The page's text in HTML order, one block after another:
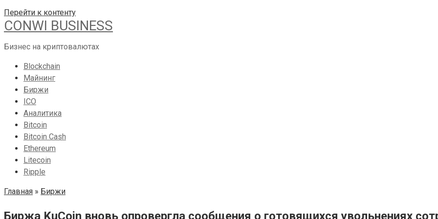
Перейти к контенту
CONWI BUSINESS
Бизнес на криптовалютах
Blockchain
Майнинг
Биржи
ICO
Аналитика
Bitcoin
Bitcoin Cash
Ethereum
Litecoin
Ripple
Главная » Биржи
Биржа KuCoin вновь опровергла сообщения о готовящихся увольнениях